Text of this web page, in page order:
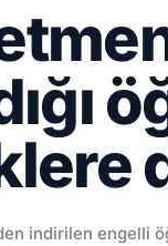
indirilen engelli